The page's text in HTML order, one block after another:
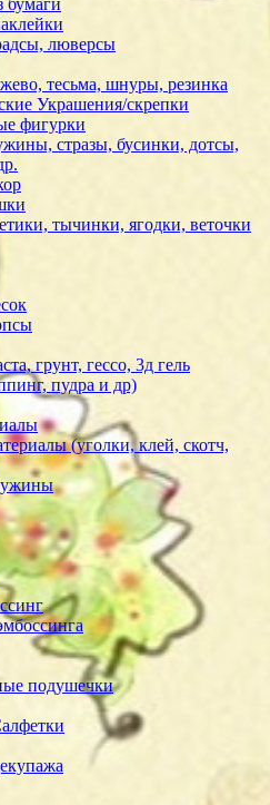
бумаги
люверсы
тесьма, шнуры, резинка
Украшения/скрепки
фигурки
стразы, бусинки, дотсы,
тычинки, ягодки, веточки
грунт, гессо, 3д гель
пудра и др)
(уголки, клей, скотч,
подушечки